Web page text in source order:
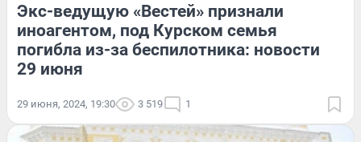
Экс-ведущую «Вестей» признали
иноагентом, под Курском семья
погибла из-за беспилотника: новости
29 июня
29 июня, 2024, 19:30 3 519 1